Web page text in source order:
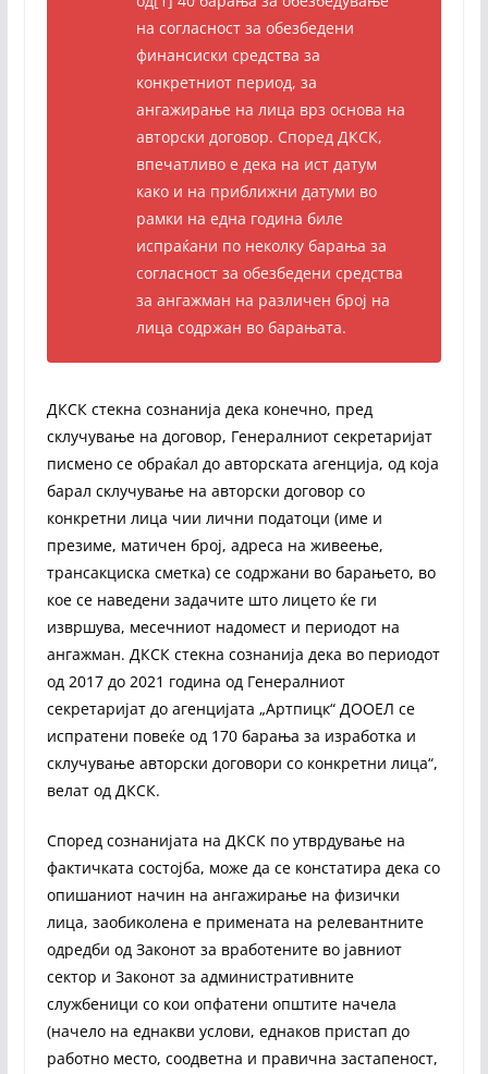
на согласност за обезбедени
финансиски средства за
конкретниот период, за
ангажирање на лица врз основа на
авторски договор. Според ДКСК,
впечатливо е дека на ист датум
како и на приближни датуми во
рамки на една година биле
испраќани по неколку барања за
согласност за обезбедени средства
за ангажман на различен број на
лица содржан во барањата.
ДКСК стекна сознанија дека конечно, пред
склучување на договор, Генералниот секретаријат
писмено се обраќал до авторската агенција, од која
барал склучување на авторски договор со
конкретни лица чии лични податоци (име и
презиме, матичен број, адреса на живеење,
трансакциска сметка) се содржани во барањето, во
кое се наведени задачите што лицето ќе ги
извршува, месечниот надомест и периодот на
ангажман. ДКСК стекна сознанија дека во периодот
од 2017 до 2021 година од Генералниот
секретаријат до агенцијата „Артпицк“ ДООЕЛ се
испратени повеќе од 170 барања за изработка и
склучување авторски договори со конкретни лица“,
велат од ДКСК.
Според сознанијата на ДКСК по утврдување на
фактичката состојба, може да се констатира дека со
опишаниот начин на ангажирање на физички
лица, заобиколена е примената на релевантните
одредби од Законот за вработените во јавниот
сектор и Законот за административните
службеници со кои опфатени општите начела
(начело на еднакви услови, еднаков пристап до
работно место, соодветна и правична застапеност,